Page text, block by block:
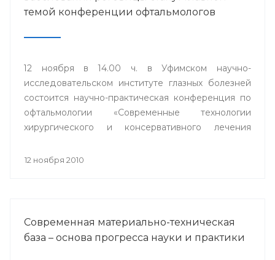
темой конференции офтальмологов
12 ноября в 14.00 ч. в Уфимском научно-
исследовательском институте глазных болезней
состоится научно-практическая конференция по
офтальмологии «Современные технологии
хирургического и консервативного лечения
участием.
12 ноября 2010
Современная материально-техническая
база – основа прогресса науки и практики